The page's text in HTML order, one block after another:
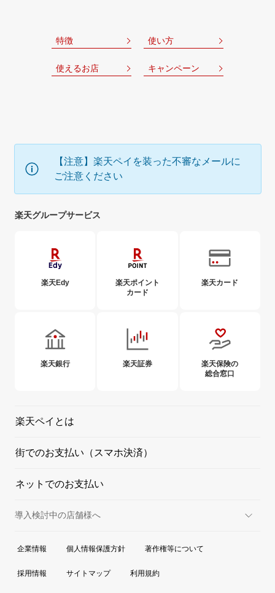
特徴 使い方
使えるお店 キャンペーン
【注意】楽天ペイを装った不審なメールに
ご注意ください
楽天グループサービス
楽天Edy
楽天ポイント
カード
楽天カード
楽天銀行 楽天証券
楽天保険の
総合窓口
楽天ペイとは
街でのお支払い（スマホ決済）
ネットでのお支払い
導入検討中の店舗様へ
実店舗での決済
オンラインでの決済
企業情報 個人情報保護方針 著作権等について
採用情報 サイトマップ 利用規約